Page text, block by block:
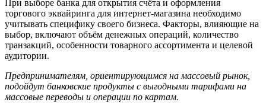
При выборе банка для открытия счёта и оформления
торгового эквайринга для интернет-магазина необходимо
учитывать специфику своего бизнеса. Факторы, влияющие на
выбор, включают объём денежных операций, количество
транзакций, особенности товарного ассортимента и целевой
аудитории.
Предпринимателям, ориентирующимся на массовый рынок,
подойдут банковские продукты с выгодными тарифами на
массовые переводы и операции по картам.